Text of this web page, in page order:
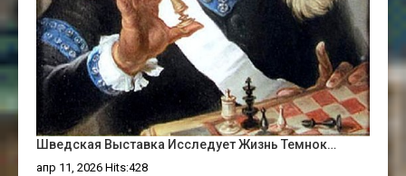
Шведская Выставка Исследует Жизнь Темнок…
апр 11, 2026 Hits:428